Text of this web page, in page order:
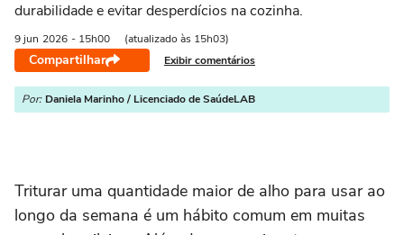
durabilidade e evitar desperdícios na cozinha.
9 jun 2026 - 15h00 (atualizado às 15h03)
Compartilhar Exibir comentários
Por: Daniela Marinho / Licenciado de SaúdeLAB
Triturar uma quantidade maior de alho para usar ao
longo da semana é um hábito comum em muitas